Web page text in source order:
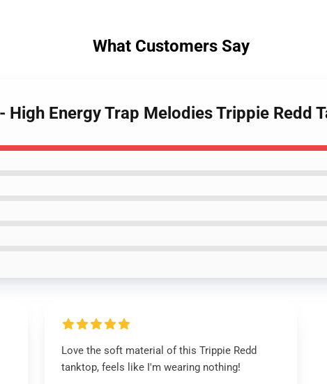
What Customers Say
Energy Trap Melodies Trippie Redd
Love the soft material of this Trippie Redd
tanktop, feels like I'm wearing nothing!